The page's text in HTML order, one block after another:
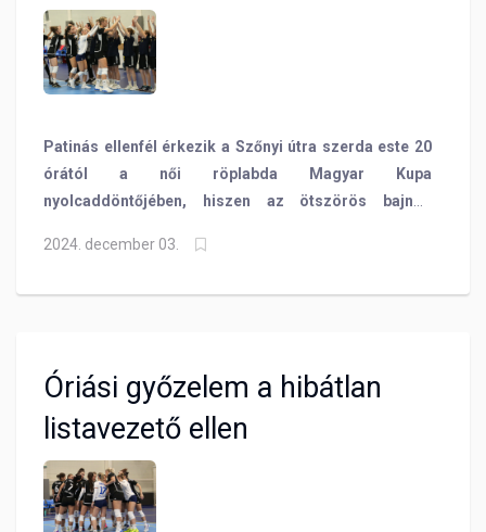
röplabdázóink
Patinás ellenfél érkezik a Szőnyi útra szerda este 20
órától a női röplabda Magyar Kupa
nyolcaddöntőjében, hiszen az ötszörös bajnok
jutásért. Vezetőedzőnkkel beszélgettünk a találkozó
2024. december 03.
Óriási győzelem a hibátlan
listavezető ellen